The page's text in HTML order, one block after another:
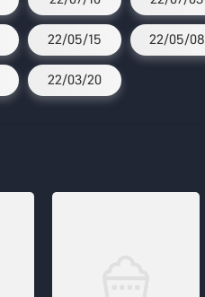
22/05/15 22/05/08
22/03/20